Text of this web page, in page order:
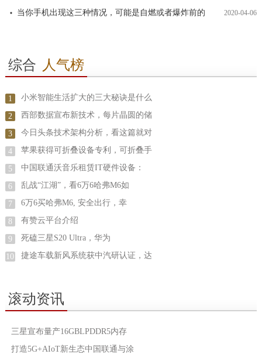
当你手机出现这三种情况，可能是自燃或者爆炸前的 2020-04-06
综合 人气榜
1 小米智能生活扩大的三大秘诀是什么
2 西部数据宣布新技术，每片晶圆的储
3 今日头条技术架构分析，看这篇就对
4 苹果获得可折叠设备专利，可折叠手
5 中国联通沃音乐租赁IT硬件设备：
6 乱战“江湖”，看6万6哈弗M6如
7 6万6买哈弗M6, 安全出行，幸
8 有赞云平台介绍
9 死磕三星S20 Ultra，华为
10 捷途车载新风系统获中汽研认证，达
滚动资讯
三星宣布量产16GBLPDDR5内存
打造5G+AIoT新生态中国联通与涂